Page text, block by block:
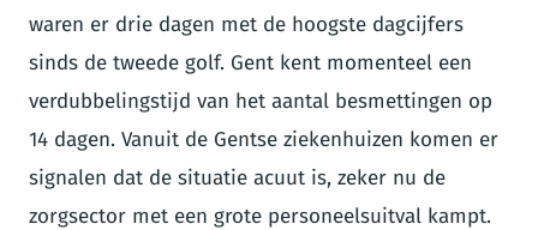
waren er drie dagen met de hoogste dagcijfers
sinds de tweede golf. Gent kent momenteel een
verdubbelingstijd van het aantal besmettingen op
14 dagen. Vanuit de Gentse ziekenhuizen komen er
signalen dat de situatie acuut is, zeker nu de
zorgsector met een grote personeelsuitval kampt.